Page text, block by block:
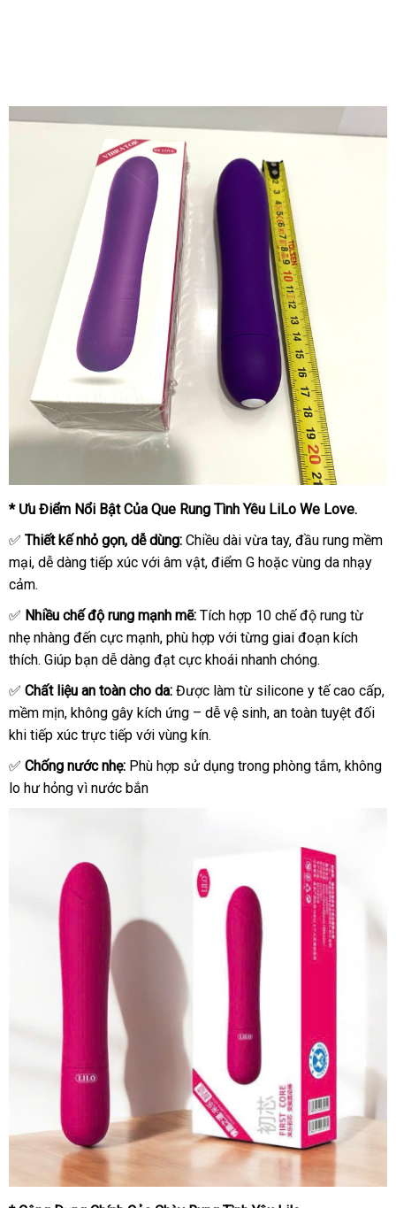
* Ưu Điểm Nổi Bật Của Que Rung Tình Yêu LiLo We Love.
✅ Thiết kế nhỏ gọn, dễ dùng: Chiều dài vừa tay, đầu rung mềm
mại, dễ dàng tiếp xúc với âm vật, điểm G hoặc vùng da nhạy
cảm.
✅ Nhiều chế độ rung mạnh mẽ: Tích hợp 10 chế độ rung từ
nhẹ nhàng đến cực mạnh, phù hợp với từng giai đoạn kích
thích. Giúp bạn dễ dàng đạt cực khoái nhanh chóng.
✅ Chất liệu an toàn cho da: Được làm từ silicone y tế cao cấp,
mềm mịn, không gây kích ứng – dễ vệ sinh, an toàn tuyệt đối
khi tiếp xúc trực tiếp với vùng kín.
✅ Chống nước nhẹ: Phù hợp sử dụng trong phòng tắm, không
lo hư hỏng vì nước bắn